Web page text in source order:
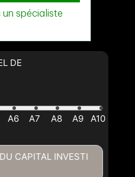
DE
CAPITAL INVESTI